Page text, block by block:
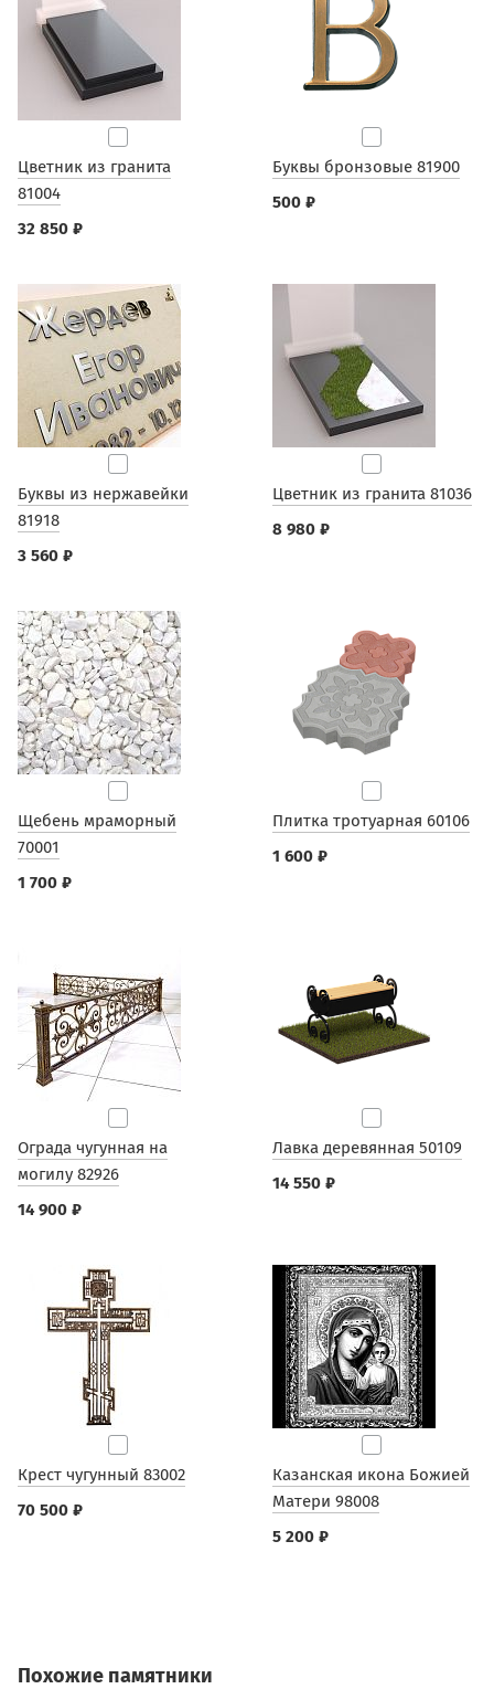
Цветник из гранита
81004
32 850 ₽
Буквы бронзовые 81900
500 ₽
Буквы из нержавейки
81918
3 560 ₽
Цветник из гранита 81036
8 980 ₽
Щебень мраморный
70001
1 700 ₽
Плитка тротуарная 60106
1 600 ₽
Ограда чугунная на
могилу 82926
14 900 ₽
Лавка деревянная 50109
14 550 ₽
Крест чугунный 83002
70 500 ₽
Казанская икона Божией
Матери 98008
5 200 ₽
Похожие памятники